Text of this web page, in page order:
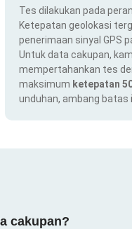
Tes dilakukan pada
Ketepatan geolokasi
penerimaan sinyal GPS
Untuk data cakupan,
mempertahankan tes
maksimum ketepatan
unduhan, ambang batas
cakupan?